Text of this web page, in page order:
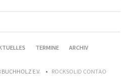
TERMINE
ARCHIV
E.V.
ROCKSOLID CONTAO